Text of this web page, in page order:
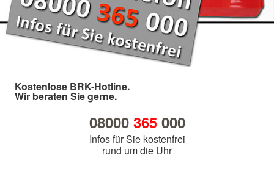
Kostenlose BRK-Hotline.
Wir beraten Sie gerne.
08000 365000
Infos für Sie kostenfrei
rund um die Uhr